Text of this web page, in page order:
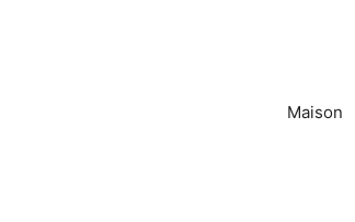
Maison